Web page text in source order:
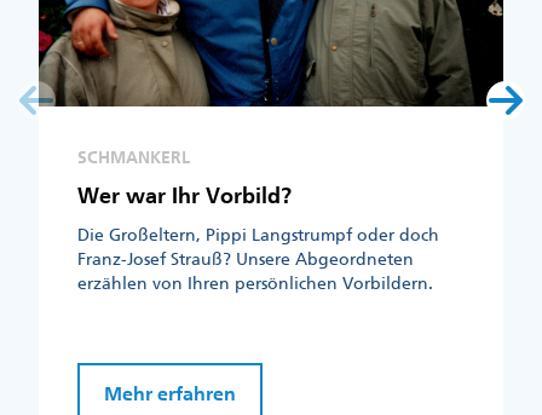
SCHMANKERL
Wer war Ihr Vorbild?
Die Großeltern, Pippi Langstrumpf oder doch
Franz-Josef Strauß? Unsere Abgeordneten
erzählen von Ihren persönlichen Vorbildern.
Mehr erfahren